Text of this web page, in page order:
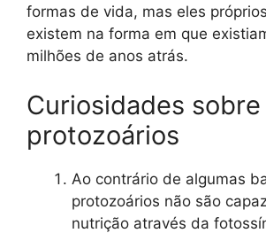
formas de vida, mas eles
existem na forma em que
milhões de anos atrás.
Curiosidades sobre
protozoários
Ao contrário de algumas
protozoários não são
nutrição através da